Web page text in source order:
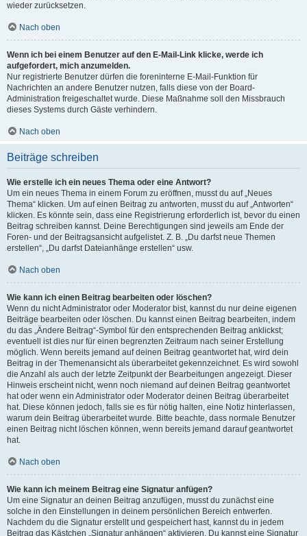
wieder zurücksetzen.
Nach oben
Wenn ich bei einem Benutzer auf den E-Mail-Link klicke, werde ich
aufgefordert, mich anzumelden.
Nur registrierte Benutzer dürfen die foreninterne E-Mail-Funktion für
Nachrichten an andere Benutzer nutzen, falls diese von der Board-
Administration freigeschaltet wurde. Diese Maßnahme soll den Missbrauch
dieses Systems durch Gäste verhindern.
Nach oben
Beiträge schreiben
Wie erstelle ich ein neues Thema oder eine Antwort?
Um ein neues Thema in einem Forum zu eröffnen, musst du auf „Neues
Thema“ klicken. Um auf einen Beitrag zu antworten, musst du auf „Antworten“
klicken. Es könnte sein, dass eine Registrierung erforderlich ist, bevor du einen
Beitrag schreiben kannst. Deine Berechtigungen sind jeweils am Ende der
Foren- und der Beitragsansicht aufgelistet. Z. B. „Du darfst neue Themen
erstellen“, „Du darfst Dateianhänge erstellen“ usw.
Nach oben
Wie kann ich einen Beitrag bearbeiten oder löschen?
Wenn du nicht Administrator oder Moderator bist, kannst du nur deine eigenen
Beiträge bearbeiten oder löschen. Du kannst einen Beitrag bearbeiten, indem
du das „Ändere Beitrag“-Symbol für den entsprechenden Beitrag anklickst;
eventuell ist dies nur für einen begrenzten Zeitraum nach seiner Erstellung
möglich. Wenn bereits jemand auf deinen Beitrag geantwortet hat, wird dein
Beitrag in der Themenansicht als überarbeitet gekennzeichnet. Es wird sowohl
die Anzahl als auch der letzte Zeitpunkt der Bearbeitungen angezeigt. Dieser
Hinweis erscheint nicht, wenn noch niemand auf deinen Beitrag geantwortet
hat oder wenn ein Administrator oder Moderator deinen Beitrag überarbeitet
hat. Diese können jedoch, falls sie es für nötig halten, eine Notiz hinterlassen,
warum dein Beitrag überarbeitet wurde. Bitte beachte, dass normale Benutzer
einen Beitrag nicht löschen können, wenn bereits jemand darauf geantwortet
hat.
Nach oben
Wie kann ich meinem Beitrag eine Signatur anfügen?
Um eine Signatur an deinen Beitrag anzufügen, musst du zunächst eine
solche in den Einstellungen in deinem persönlichen Bereich entwerfen.
Nachdem du die Signatur erstellt und gespeichert hast, kannst du in jedem
Beitrag das Kästchen „Signatur anhängen“ aktivieren. Du kannst eine Signatur